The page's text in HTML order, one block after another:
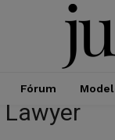
Fórum